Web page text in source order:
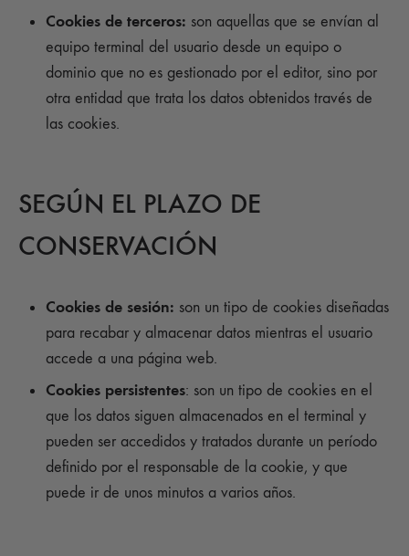
Cookies de terceros: son aquellas que se envían al
equipo terminal del usuario desde un equipo o
dominio que no es gestionado por el editor, sino por
otra entidad que trata los datos obtenidos través de
las cookies.
SEGÚN EL PLAZO DE
CONSERVACIÓN
Cookies de sesión: son un tipo de cookies diseñadas
para recabar y almacenar datos mientras el usuario
accede a una página web.
Cookies persistentes: son un tipo de cookies en el
que los datos siguen almacenados en el terminal y
pueden ser accedidos y tratados durante un período
definido por el responsable de la cookie, y que
puede ir de unos minutos a varios años.